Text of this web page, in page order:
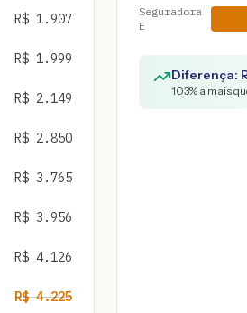
R$ 1.907
R$ 1.999
R$ 2.149
R$ 2.850
R$ 3.765
R$ 3.956
R$ 4.126
R$4.225
Seguradora
E
Diferença:
103% a mais